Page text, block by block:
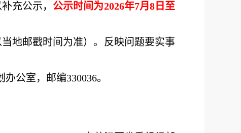
补充公示， 公示时间为2026年7月 8日至
地邮戳时间为准）。反映问题要实事
办公室，邮编330036。